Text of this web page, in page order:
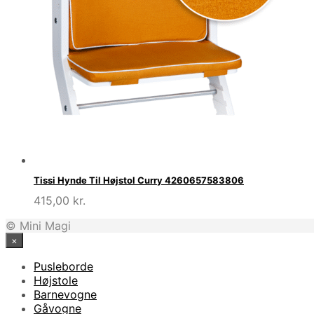
Tissi Hynde Til Højstol Curry 4260657583806
415,00 kr.
© Mini Magi
×
Pusleborde
Højstole
Barnevogne
Gåvogne